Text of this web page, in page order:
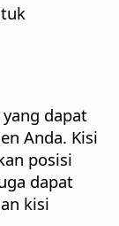
dapat
Anda. Kisi
posisi
dapat
kisi